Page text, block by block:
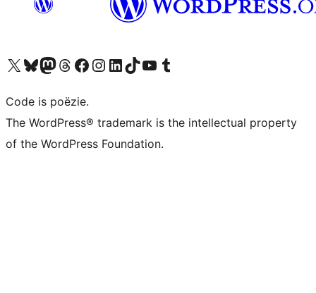
Bezoek ons X (voorheen Twitter) account
Bezoek ons Bluesky account
Bezoek ons Mastodon account
Bezoek ons Threads account
Onze Facebook pagina bezoeken
Bezoek ons Instagram account
Bezoek ons LinkedIn account
Bezoek ons TikTok account
Bezoek ons YouTube kanaalBezoek ons Tumblr account
Code is poëzie.
The WordPress® trademark is the intellectual property
of the WordPress Foundation.